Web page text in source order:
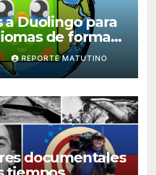
Duolingo para
de forma
y divertida
REPORTE MATUTINO
documentales